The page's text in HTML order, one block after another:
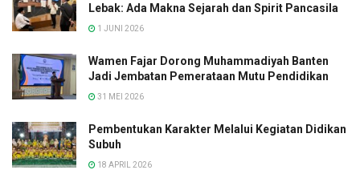
Lebak: Ada Makna Sejarah dan Spirit Pancasila
1 JUNI 2026
Wamen Fajar Dorong Muhammadiyah Banten
Jadi Jembatan Pemerataan Mutu Pendidikan
31 MEI 2026
Pembentukan Karakter Melalui Kegiatan Didikan
Subuh
18 APRIL 2026